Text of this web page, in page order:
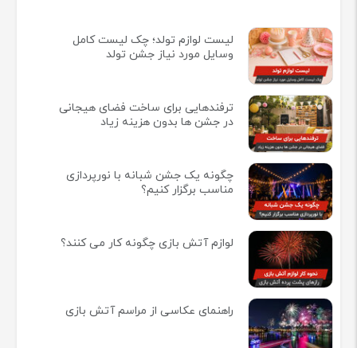
لیست لوازم تولد؛ چک لیست کامل
وسایل مورد نیاز جشن تولد
ترفندهایی برای ساخت فضای هیجانی
در جشن ها بدون هزینه زیاد
چگونه یک جشن شبانه با نورپردازی
مناسب برگزار کنیم؟
لوازم آتش بازی چگونه کار می کنند؟
راهنمای عکاسی از مراسم آتش بازی